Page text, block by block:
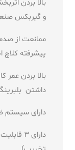
بالا بردن
و گیربکس
ممانعت از
پیشرفته کلاچ
بالا بردن عمر
داشتن
دارای
دارای